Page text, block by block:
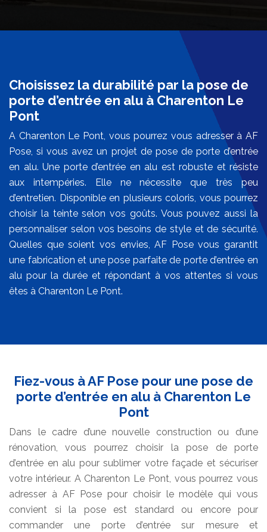
Choisissez la durabilité par la pose de
porte d’entrée en alu à Charenton Le
Pont
A Charenton Le Pont, vous pourrez vous adresser à AF
Pose, si vous avez un projet de pose de porte d’entrée
en alu. Une porte d’entrée en alu est robuste et résiste
aux intempéries. Elle ne nécessite que très peu
d’entretien. Disponible en plusieurs coloris, vous pourrez
choisir la teinte selon vos goûts. Vous pouvez aussi la
personnaliser selon vos besoins de style et de sécurité.
Quelles que soient vos envies, AF Pose vous garantit
une fabrication et une pose parfaite de porte d’entrée en
alu pour la durée et répondant à vos attentes si vous
êtes à Charenton Le Pont.
Fiez-vous à AF Pose pour une pose de
porte d’entrée en alu à Charenton Le
Pont
Dans le cadre d’une nouvelle construction ou d’une
rénovation, vous pourrez choisir la pose de porte
d’entrée en alu pour sublimer votre façade et sécuriser
votre intérieur. A Charenton Le Pont, vous pourrez vous
adresser à AF Pose pour choisir le modèle qui vous
convient si la pose est standard ou encore pour
commander une porte d’entrée sur mesure et